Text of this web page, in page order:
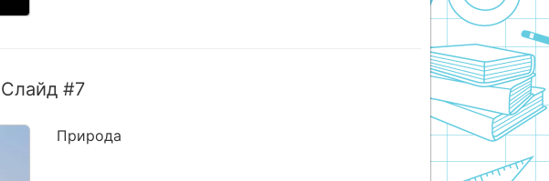
Слайд #7
Природа